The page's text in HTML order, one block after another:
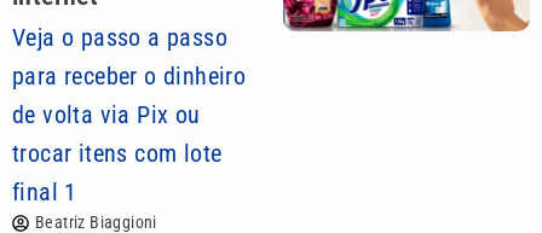
Veja o passo a passo
para receber o dinheiro
de volta via Pix ou
trocar itens com lote
final 1
Beatriz Biaggioni